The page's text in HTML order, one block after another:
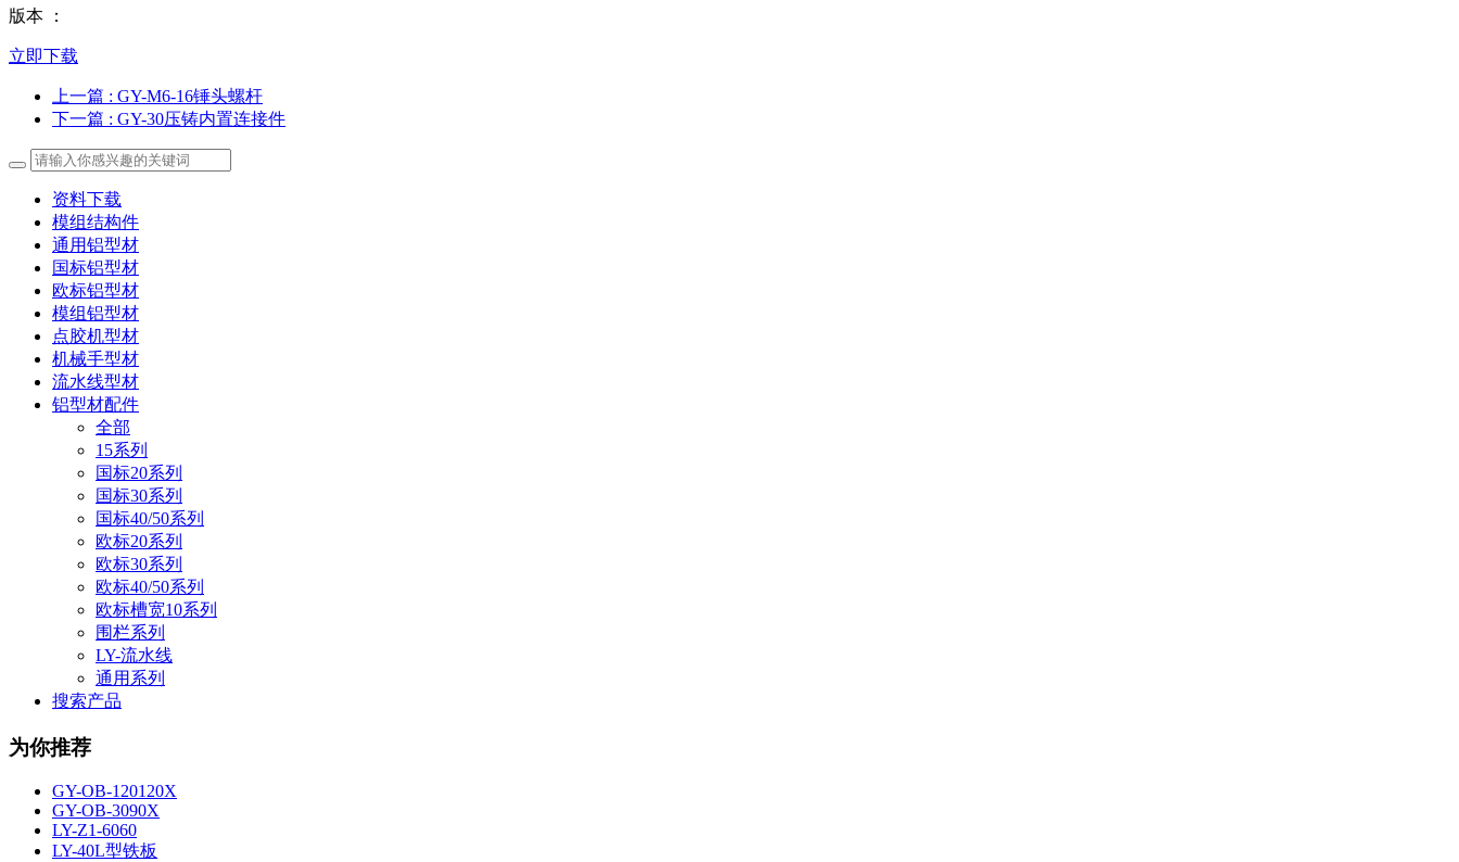
版本 ：
立即下载
上一篇 : GY-M6-16锤头螺杆
下一篇 : GY-30压铸内置连接件
资料下载
模组结构件
通用铝型材
国标铝型材
欧标铝型材
模组铝型材
点胶机型材
机械手型材
流水线型材
铝型材配件
全部
15系列
国标20系列
国标30系列
国标40/50系列
欧标20系列
欧标30系列
欧标40/50系列
欧标槽宽10系列
围栏系列
LY-流水线
通用系列
搜索产品
为你推荐
GY-OB-120120X
GY-OB-3090X
LY-Z1-6060
LY-40L型铁板